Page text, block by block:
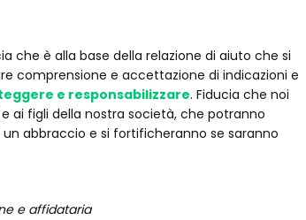
che è alla base della relazione di aiuto che si
comprensione e accettazione di indicazioni e
e responsabilizzare. Fiducia che noi
ai figli della nostra società, che potranno
abbraccio e si fortificheranno se saranno
e affidataria